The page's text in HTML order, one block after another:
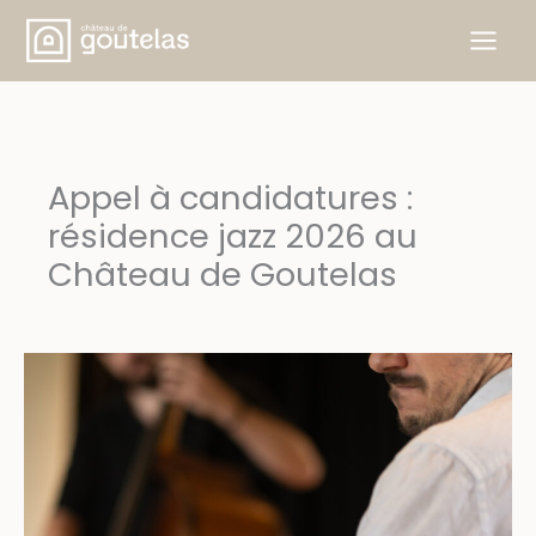
Aller
contenu
Appel à candidatures :
résidence jazz 2026 au
Château de Goutelas